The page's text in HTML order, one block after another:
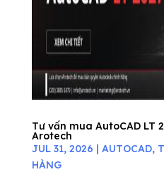
Tư vấn mua AutoCAD LT
Arotech
JUL 31, 2026 | AUTOCAD,
HÀNG